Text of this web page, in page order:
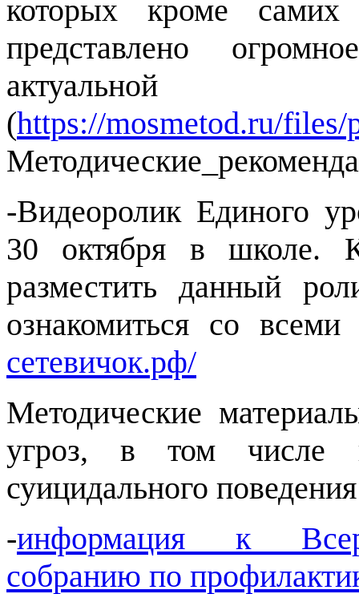
которых кроме самих
представлено
(https://mosmetod.ru/files/
-Видеоролик Единого
30 октября в
разместить данный
ознакомиться со
сетевичок.рф/
Методические
угроз, в том числе
суицидального
-информация к
собранию по